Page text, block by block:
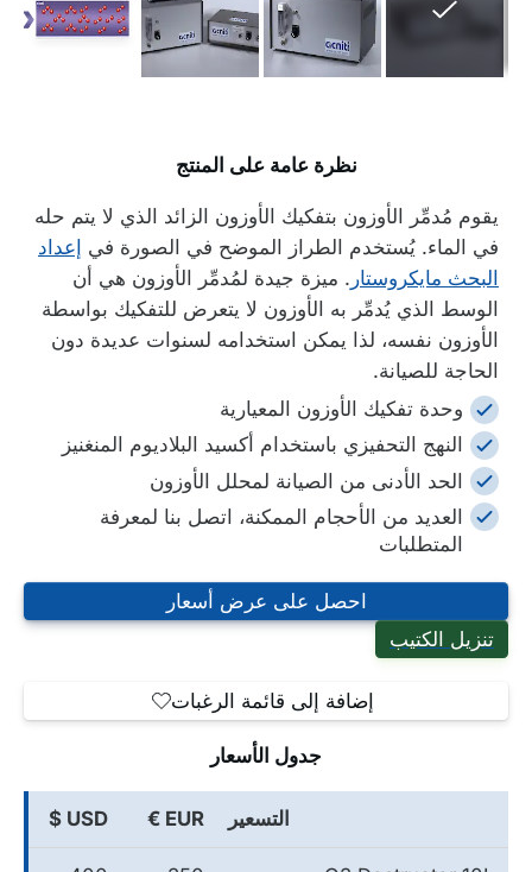
نظرة عامة على المنتج
يقوم مُدمِّر الأوزون بتفكيك الأوزون الزائد الذي لا يتم حله
في الماء. يُستخدم الطراز الموضح في الصورة في إعداد
البحث مايكروستار . ميزة جيدة لمُدمِّر الأوزون هي أن
الوسط الذي يُدمِّر به الأوزون لا يتعرض للتفكيك بواسطة
الأوزون نفسه، لذا يمكن استخدامه لسنوات عديدة دون
الحاجة للصيانة.
وحدة تفكيك الأوزون المعيارية
النهج التحفيزي باستخدام أكسيد البلاديوم المنغنيز
الحد الأدنى من الصيانة لمحلل الأوزون
العديد من الأحجام الممكنة، اتصل بنا لمعرفة
المتطلبات
احصل على عرض أسعار
تنزيل الكتيب
إضافة إلى قائمة الرغبات
جدول الأسعار
التسعير EUR €
USD $